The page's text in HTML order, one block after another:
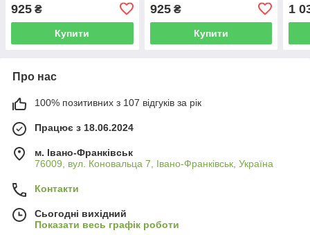
925 ₴
Купити
925₴
Купити
1
Про нас
100% позитивних з 107 відгуків за рік
Працює з 18.06.2024
м. Івано-Франківськ
76009, вул. Коновальца 7, Івано-Франківськ, Україна
Контакти
Сьогодні вихідний
Показати весь графік роботи